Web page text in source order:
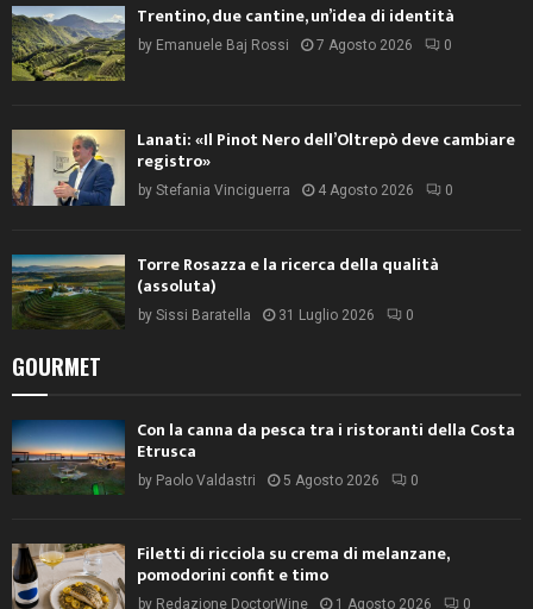
Trentino, due cantine, un’idea di identità
by Emanuele Baj Rossi 7 Agosto 2026 0
Lanati: «Il Pinot Nero dell’Oltrepò deve cambiare
registro»
by Stefania Vinciguerra 4 Agosto 2026 0
Torre Rosazza e la ricerca della qualità
(assoluta)
by Sissi Baratella 31 Luglio 2026 0
GOURMET
Con la canna da pesca tra i ristoranti della Costa
Etrusca
by Paolo Valdastri 5 Agosto 2026 0
Filetti di ricciola su crema di melanzane,
pomodorini confit e timo
by Redazione DoctorWine 1 Agosto 2026 0